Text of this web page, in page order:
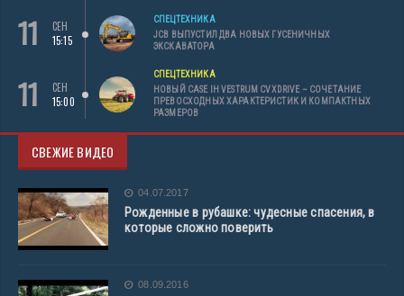
11
СЕН
15:15
СПЕЦТЕХНИКА
JCB ВЫПУСТИЛ ДВА НОВЫХ ГУСЕНИЧНЫХ
ЭКСКАВАТОРА
11
СЕН
15:00
СПЕЦТЕХНИКА
НОВЫЙ CASE IH VESTRUM CVXDRIVE – СОЧЕТАНИЕ
ПРЕВОСХОДНЫХ ХАРАКТЕРИСТИК И КОМПАКТНЫХ
РАЗМЕРОВ
СВЕЖИЕ ВИДЕО
04.07.2017
Рожденные в рубашке: чудесные спасения, в
которые сложно поверить
08.09.2016